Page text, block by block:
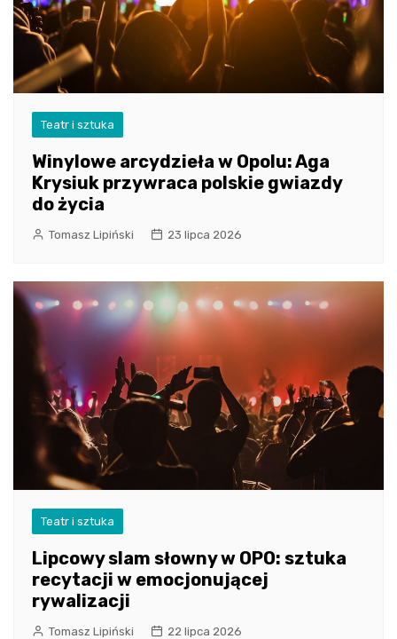
Teatr i sztuka
Winylowe arcydzieła w Opolu: Aga
Krysiuk przywraca polskie gwiazdy
do życia
Tomasz Lipiński 23 lipca 2026
Teatr i sztuka
Lipcowy slam słowny w OPO: sztuka
recytacji w emocjonującej
rywalizacji
Tomasz Lipiński 22 lipca 2026